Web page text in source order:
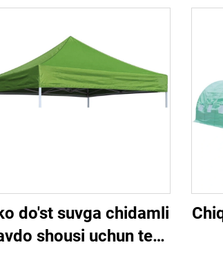
do'st suvga chidamli
shousi uchun tent